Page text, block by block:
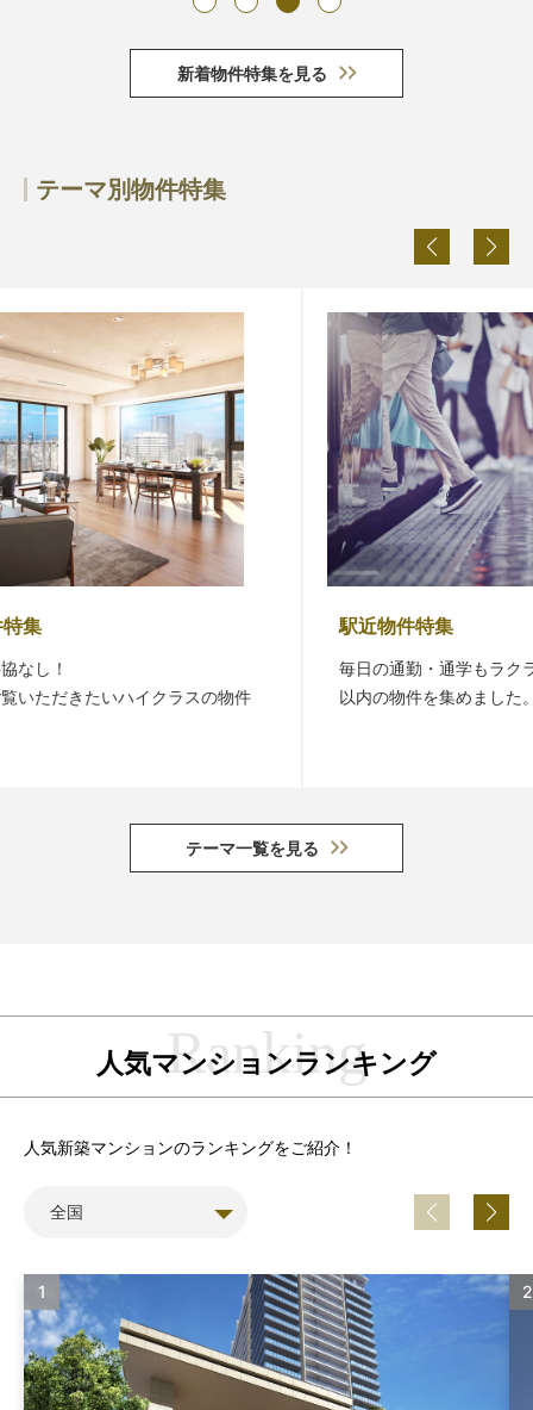
新着物件特集を見る
テーマ別物件特集
毎日の通勤・通学もラクラクな、最寄り駅まで徒歩5分
以内の物件を集めました。
テーマ一覧を見る
人気マンションランキング
人気新築マンションのランキングをご紹介！